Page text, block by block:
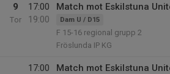
9
Tor
17:00
19:00
Match mot Eskilstuna
Dam U / D15
F 15-16 regional grupp 2
Fröslunda IP KG
17:00
Match mot Eskilstuna